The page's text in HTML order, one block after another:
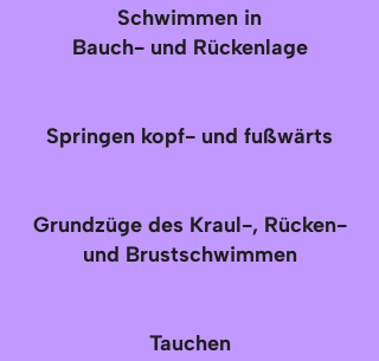
Schwimmen in
Bauch- und Rückenlage
Springen kopf- und fußwärts
Grundzüge des Kraul-, Rücken-
und Brustschwimmen
Tauchen